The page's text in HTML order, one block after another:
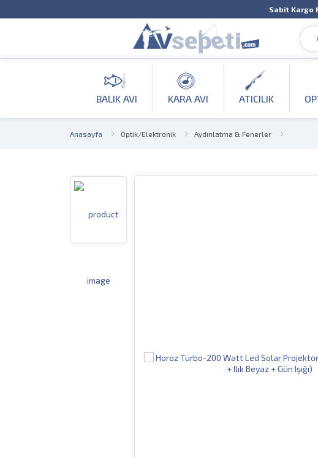
Sabit Kargo
BALIK AVI KARA AVI ATICILIK
Anasayfa Optik/Elektronik Aydınlatma & Fenerler